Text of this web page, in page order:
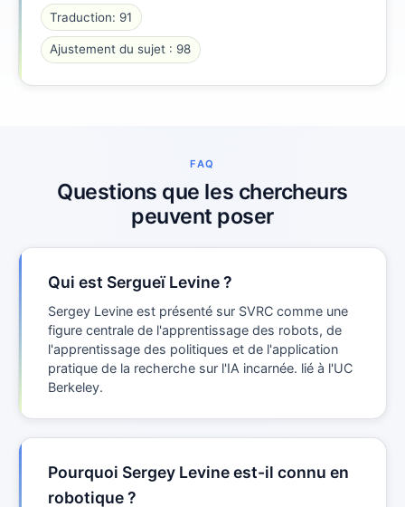
Traduction: 91
Ajustement du sujet : 98
FAQ
Questions que les chercheurs
peuvent poser
Qui est Sergueï Levine ?
Sergey Levine est présenté sur SVRC comme une
figure centrale de l'apprentissage des robots, de
l'apprentissage des politiques et de l'application
pratique de la recherche sur l'IA incarnée. lié à l'UC
Berkeley.
Pourquoi Sergey Levine est-il connu en
robotique ?